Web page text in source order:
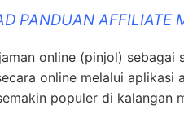
PANDUAN AFFILIATE
online (pinjol)
online melalui
populer di kalangan